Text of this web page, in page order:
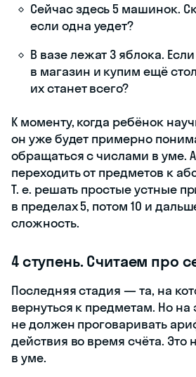
Сейчас здесь 5 машинок.
если одна уедет?
В вазе лежат 3 яблока.
в магазин и купим ещё
их станет всего?
К моменту, когда ребёнок
он уже будет примерно
обращаться с числами в уме.
переходить от предметов к
Т. е. решать простые устные
в пределах 5, потом 10 и
сложность.
4 ступень. Считаем про
Последняя стадия — та, на
вернуться к предметам. Но на
не должен проговаривать
действия во время счёта. Это
в уме.